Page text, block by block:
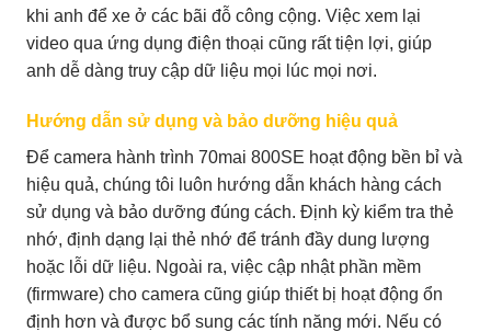
khi anh để xe ở các bãi đỗ công cộng. Việc xem lại
video qua ứng dụng điện thoại cũng rất tiện lợi, giúp
anh dễ dàng truy cập dữ liệu mọi lúc mọi nơi.
Hướng dẫn sử dụng và bảo dưỡng hiệu quả
Để camera hành trình 70mai 800SE hoạt động bền bỉ và
hiệu quả, chúng tôi luôn hướng dẫn khách hàng cách
sử dụng và bảo dưỡng đúng cách. Định kỳ kiểm tra thẻ
nhớ, định dạng lại thẻ nhớ để tránh đầy dung lượng
hoặc lỗi dữ liệu. Ngoài ra, việc cập nhật phần mềm
(firmware) cho camera cũng giúp thiết bị hoạt động ổn
định hơn và được bổ sung các tính năng mới. Nếu có